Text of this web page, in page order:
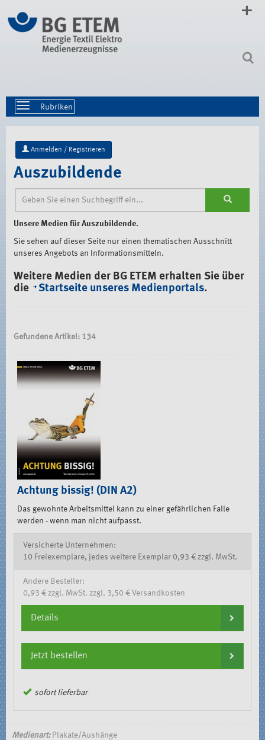
zum
Inhalt
Toggle
navigation
Anmelden / Registrieren
Auszubildende
Unsere Medien für Auszubildende.
Sie sehen auf dieser Seite nur einen thematischen Ausschnitt
unseres Angebots an Informationsmitteln.
Weitere Medien der BG ETEM erhalten Sie über
die
Startseite unseres Medienportals.
Gefundene Artikel: 134
Achtung bissig! (DIN A2)
Das gewohnte Arbeitsmittel kann zu einer gefährlichen Falle
werden - wenn man nicht aufpasst.
Versicherte Unternehmen:
10 Freiexemplare, jedes weitere Exemplar 0,93 € zzgl. MwSt.
Andere Besteller:
0,93 € zzgl. MwSt. zzgl. 3,50 € Versandkosten
Details
Jetzt bestellen
sofort lieferbar
Medienart:Plakate/Aushänge